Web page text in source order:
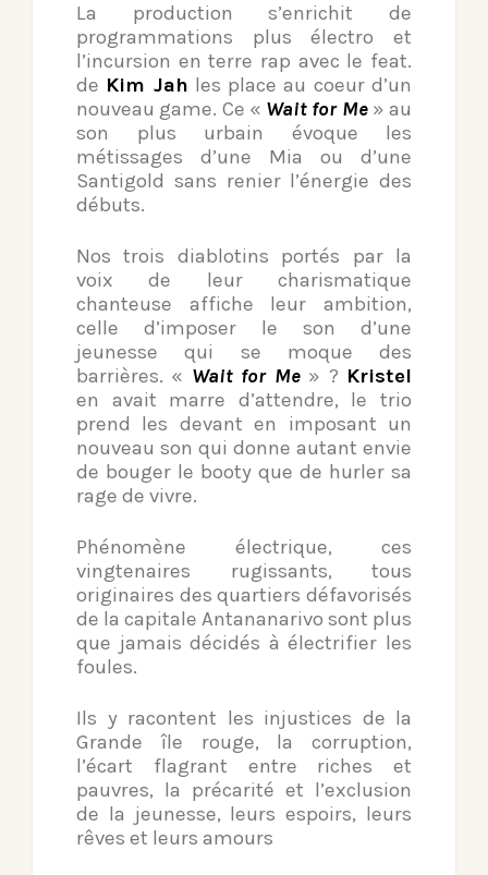
La production s’enrichit de
programmations plus électro et
l’incursion en terre rap avec le feat.
de Kim Jah les place au coeur d’un
nouveau game. Ce « Wait for Me» au
son plus urbain évoque les
métissages d’une Mia ou d’une
Santigold sans renier l’énergie des
débuts.
Nos trois diablotins portés par la
voix de leur charismatique
chanteuse affiche leur ambition,
celle d’imposer le son d’une
jeunesse qui se moque des
barrières. « Wait for Me» ? Kristel
en avait marre d’attendre, le trio
prend les devant en imposant un
nouveau son qui donne autant envie
de bouger le booty que de hurler sa
rage de vivre.
Phénomène électrique, ces
vingtenaires rugissants, tous
originaires des quartiers défavorisés
de la capitale Antananarivo sont plus
que jamais décidés à électrifier les
foules.
Ils y racontent les injustices de la
Grande île rouge, la corruption,
l’écart flagrant entre riches et
pauvres, la précarité et l’exclusion
de la jeunesse, leurs espoirs, leurs
rêves et leurs amours